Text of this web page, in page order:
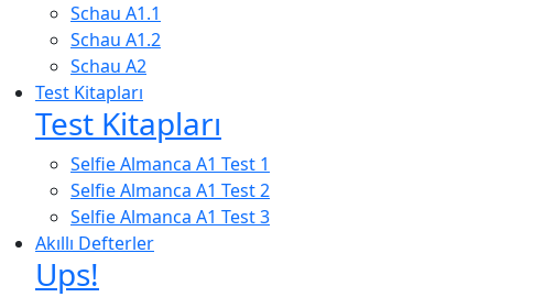
Schau A1.1
Schau A1.2
Schau A2
Test Kitapları
Test Kitapları
Selfie Almanca A1 Test 1
Selfie Almanca A1 Test 2
Selfie Almanca A1 Test 3
Akıllı Defterler
Ups!